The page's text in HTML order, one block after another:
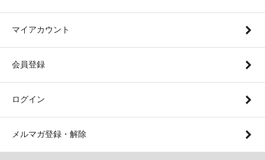
マイアカウント
会員登録
ログイン
メルマガ登録・解除